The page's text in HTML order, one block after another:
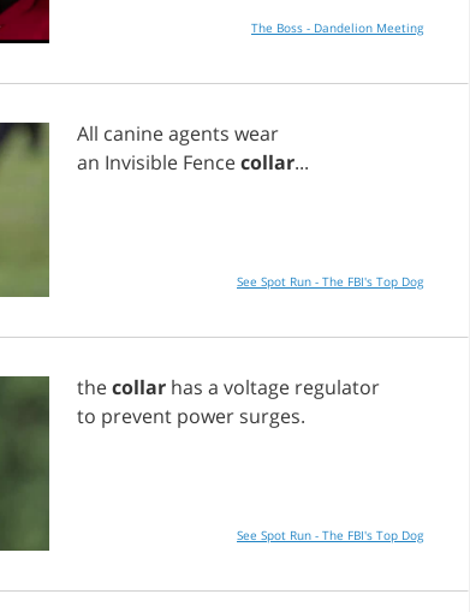
The Boss - Dandelion Meeting
All canineagents wear
an Invisible Fencecollar...
See Spot Run - The FBI's Top Dog
thecollar has a voltage regulator
to prevent power surges.
See Spot Run - The FBI's Top Dog